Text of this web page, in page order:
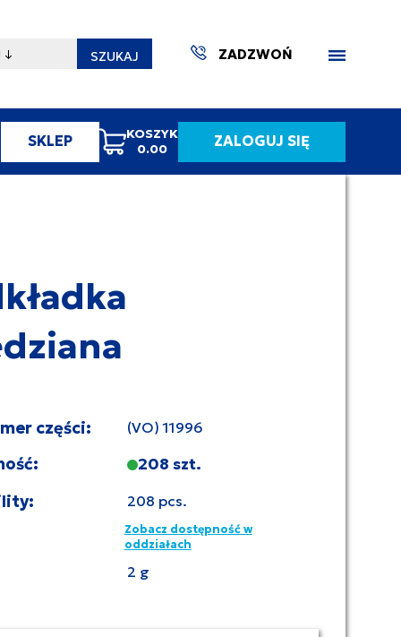
SZUKAJ ZADZWOŃ
SKLEP
KOSZYK
0.00
ZALOGUJ SIĘ
części: (VO) 11996
208 szt.
208 pcs.
Zobacz dostępność w
oddziałach
2 g